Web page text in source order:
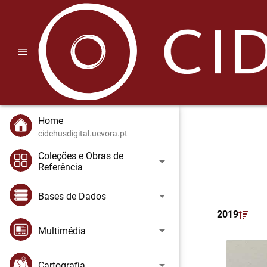
menu
Home
cidehusdigital.uevora.pt
Coleções e Obras de
Referência
arrow_drop_down
Bases de Dados arrow_drop_down
Multimédia arrow_drop_down
2019